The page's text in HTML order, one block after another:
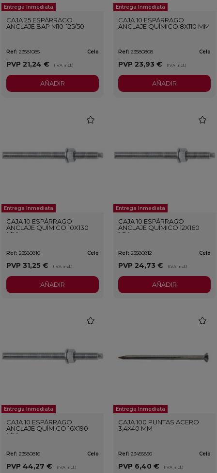
Entrega Inmediata
CAJA 25 ESPÁRRAGO
ANCLAJE BAP M10-125/50
Ref: 23581085 Celo
PVP 21,24 € (IVA incl.)
AÑADIR
Entrega Inmediata
CAJA 10 ESPÁRRAGO
ANCLAJE QUÍMICO 8X110 MM
Ref: 23580808 Celo
PVP 23,93 € (IVA incl.)
AÑADIR
Entrega Inmediata
CAJA 10 ESPÁRRAGO
ANCLAJE QUÍMICO 10X130
MM
Ref: 23580810 Celo
PVP 31,25 € (IVA incl.)
AÑADIR
Entrega Inmediata
CAJA 10 ESPÁRRAGO
ANCLAJE QUÍMICO 12X160
MM
Ref: 23580812 Celo
PVP 24,73 € (IVA incl.)
AÑADIR
Entrega Inmediata
CAJA 10 ESPÁRRAGO
ANCLAJE QUÍMICO 16X190
MM
Ref: 23580816 Celo
PVP 44,27 € (IVA incl.)
Entrega Inmediata
CAJA 100 PUNTAS ACERO
3,4X40 MM
Ref: 23455850 Celo
PVP 6,40 € (IVA incl.)